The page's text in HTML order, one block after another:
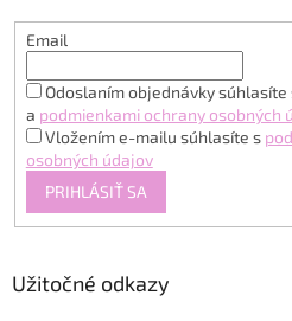
Email
Odoslaním objednávky súhlasíte
a podmienkami ochrany osobných
Vložením e-mailu súhlasíte s
osobných údajov
PRIHLÁSIŤ SA
Užitočné odkazy